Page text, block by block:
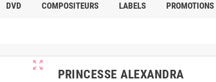
DVD COMPOSITEURS LABELS PROMOTIONS
zoom_out_map
PRINCESSE ALEXANDRA